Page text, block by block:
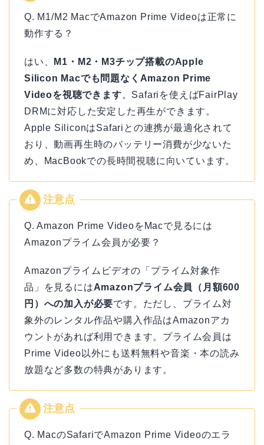
Q. M1/M2 MacでAmazon Prime Videoは正常に
動作する？
はい、
M1・M2・M3チップ搭載のApple
Silicon Macでも問題なくAmazon Prime
Videoを視聴できます。Safariを使えばFairPlay
DRMに対応した安定した再生ができます。
Apple SiliconはSafariとの連携が最適化されて
おり、動画再生時のバッテリー消費が少ないた
め、MacBookでの長時間視聴に向いています。
Q. Amazon Prime VideoをMacで見るには
Amazonプライム会員が必要？
Amazonプライムビデオの「プライム対象作
品」を見るにはAmazonプライム会員（月額600
円）への加入が必要です。ただし、プライム対
象外のレンタル作品や購入作品はAmazonアカ
ウントがあれば利用できます。プライム会員は
Prime Video以外にも送料無料や音楽・本の読み
放題など多数の特典があります。
Q. MacのSafariでAmazon Prime Videoのエラ